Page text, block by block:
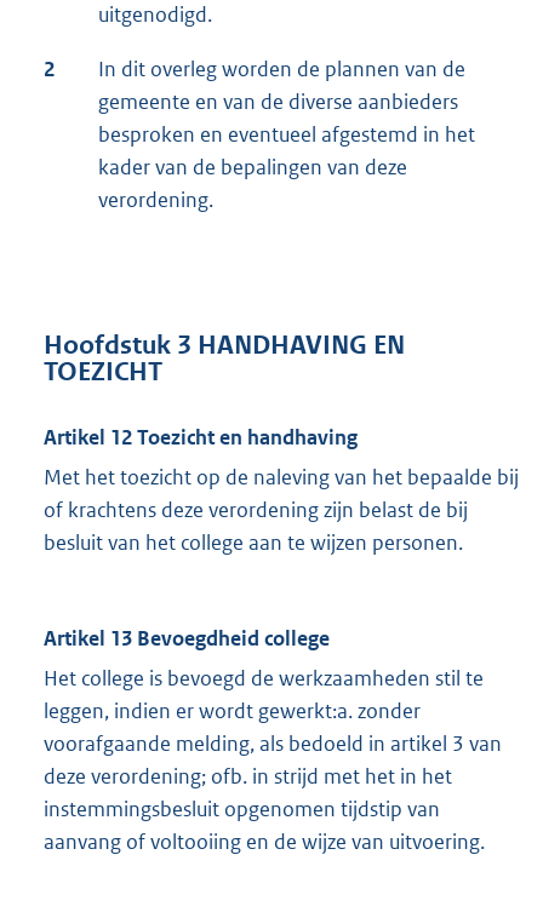
uitgenodigd.
2
In dit overleg worden de plannen van de
gemeente en van de diverse aanbieders
besproken en eventueel afgestemd in het
kader van de bepalingen van deze
verordening.
Hoofdstuk 3 HANDHAVING EN
TOEZICHT
Artikel 12 Toezicht en handhaving
Met het toezicht op de naleving van het bepaalde bij
of krachtens deze verordening zijn belast de bij
besluit van het college aan te wijzen personen.
Artikel 13 Bevoegdheid college
Het college is bevoegd de werkzaamheden stil te
leggen, indien er wordt gewerkt:a. zonder
voorafgaande melding, als bedoeld in artikel 3 van
deze verordening; ofb. in strijd met het in het
instemmingsbesluit opgenomen tijdstip van
aanvang of voltooiing en de wijze van uitvoering.